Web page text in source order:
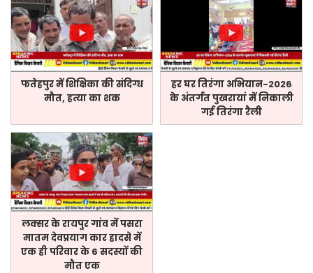
फतेहपुर में शिक्षिका की संदिग्ध
मौत, हत्या का शक
हर घर तिरंगा अभियान-2026
के अंतर्गत पुखरायां में निकाली
गई तिरंगा रैली
लक्सर के रायपुर गांव में पसरा
मातम देवप्रयाग कार हादसे में
एक ही परिवार के 6 सदस्यों की
मौत एक